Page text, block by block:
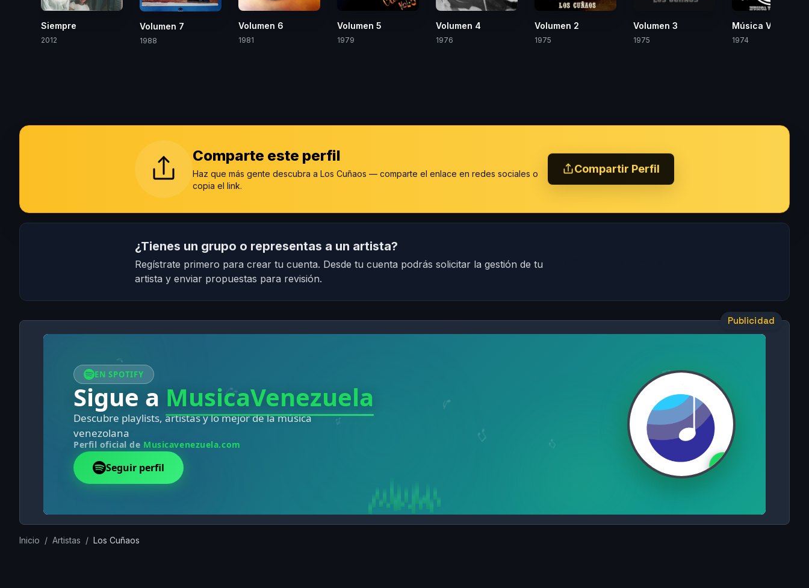
Siempre
2012
Volumen 7
1988
Volumen 6
1981
Volumen 5
1979
Volumen 4
1976
Volumen 2
1975
Volumen 3
1975
Música
1974
Comparte este perfil
Haz que más gente descubra a Los Cuñaos — comparte el enlace en redes sociales o
copia el link.
Compartir Perfil
¿Tienes un grupo o representas a un artista?
Regístrate primero para crear tu cuenta. Desde tu cuenta podrás solicitar la gestión de tu
artista y enviar propuestas para revisión.
Publicidad
Inicio / Artistas / Los Cuñaos